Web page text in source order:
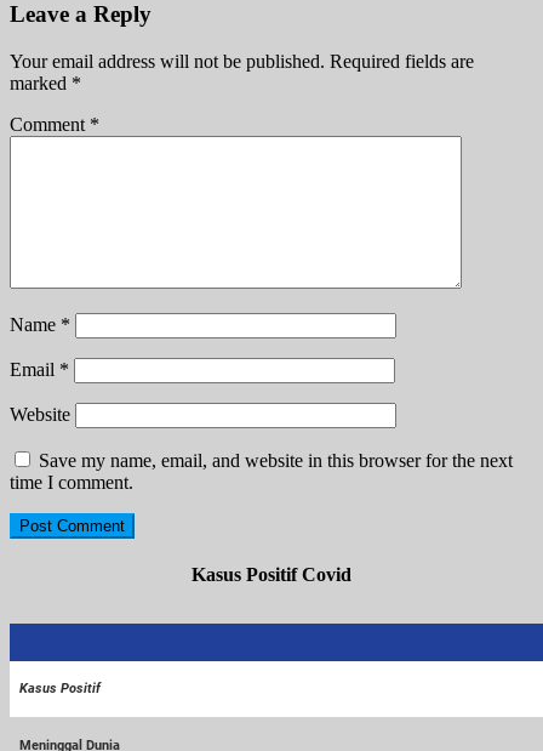
Leave a Reply
Your email address will not be published. Required fields are
marked *
Comment *
Name *
Email *
Website
Save my name, email, and website in this browser for the next
time I comment.
Kasus Positif Covid